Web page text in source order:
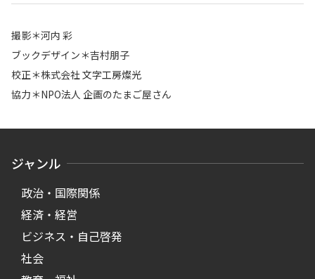
撮影＊河内 彩
ブックデザイン＊吉村朋子
校正＊株式会社 文字工房燦光
協力＊NPO法人 企画のたまご屋さん
ジャンル
政治・国際関係
経済・経営
ビジネス・自己啓発
社会